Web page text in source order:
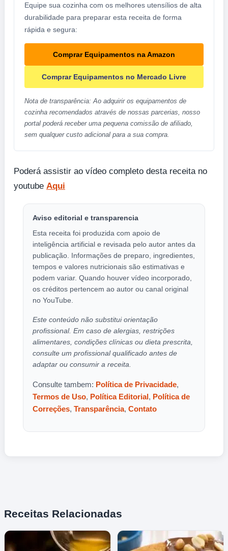
Equipe sua cozinha com os melhores utensílios de alta
durabilidade para preparar esta receita de forma
rápida e segura:
Comprar Equipamentos na Amazon
Comprar Equipamentos no Mercado Livre
Nota de transparência: Ao adquirir os equipamentos de
cozinha recomendados através de nossas parcerias, nosso
portal poderá receber uma pequena comissão de afiliado,
sem qualquer custo adicional para a sua compra.
Poderá assistir ao vídeo completo desta receita no
youtube Aqui
Aviso editorial e transparencia
Esta receita foi produzida com apoio de
inteligência artificial e revisada pelo autor antes da
publicação. Informações de preparo, ingredientes,
tempos e valores nutricionais são estimativas e
podem variar. Quando houver vídeo incorporado,
os créditos pertencem ao autor ou canal original
no YouTube.
Este conteúdo não substitui orientação
profissional. Em caso de alergias, restrições
alimentares, condições clínicas ou dieta prescrita,
consulte um profissional qualificado antes de
adaptar ou consumir a receita.
Consulte tambem: Política de Privacidade,
Termos de Uso, Política Editorial, Política de
Correções, Transparência, Contato
Receitas Relacionadas